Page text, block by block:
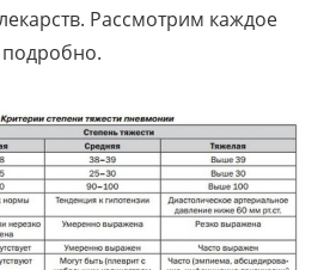
Рассмотрим каждое